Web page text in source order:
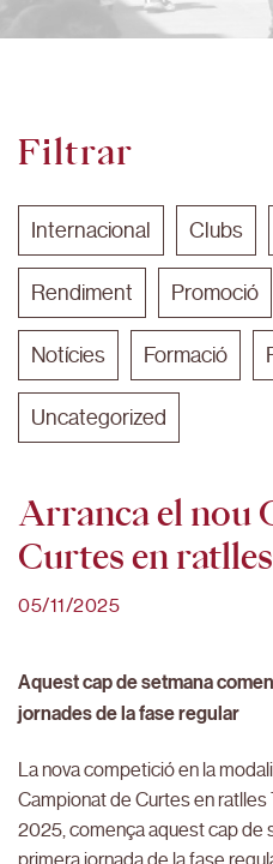
Filtrar
Internacional Clubs
Rendiment Promoció
Notícies Formació
Uncategorized
Arranca el nou
Curtes en ratlles
05/11/2025
Aquest cap de setmana
jornades de la fase regular
La nova competició en la
Campionat de Curtes en ratlles
2025, comença aquest cap de